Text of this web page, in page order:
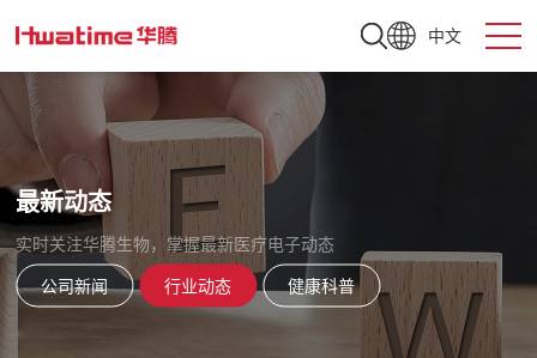
中文
最新动态
实时关注华腾生物，掌握最新医疗电子动态
公司新闻 行业动态 健康科普